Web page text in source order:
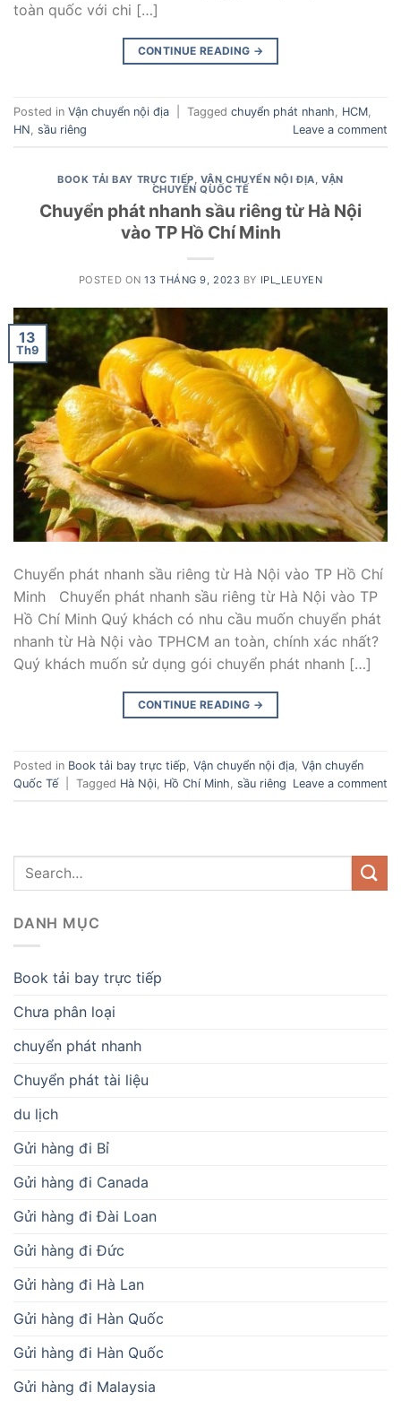
toàn quốc với chi […]
CONTINUE READING →
Posted in Vận chuyển nội địa Tagged chuyển phát nhanh, HCM,
HN, sầu riêng Leave a comment
BOOK TẢI BAY TRỰC TIẾP, VẬN CHUYỂN NỘI ĐỊA, VẬN
CHUYỂN QUỐC TẾ
Chuyển phát nhanh sầu riêng từ Hà Nội
vào TP Hồ Chí Minh
POSTED ON13 THÁNG 9, 2023 BY IPL_LEUYEN
13
Th9
Chuyển phát nhanh sầu riêng từ Hà Nội vào TP Hồ Chí
Minh Chuyển phát nhanh sầu riêng từ Hà Nội vào TP
Hồ Chí Minh Quý khách có nhu cầu muốn chuyển phát
nhanh từ Hà Nội vào TPHCM an toàn, chính xác nhất?
Quý khách muốn sử dụng gói chuyển phát nhanh […]
CONTINUE READING →
Posted in Book tải bay trực tiếp, Vận chuyển nội địa, Vận chuyển
Quốc Tế
Tagged Hà Nội, Hồ Chí Minh, sầu riêng Leave a comment
DANH MỤC
Book tải bay trực tiếp
Chưa phân loại
chuyển phát nhanh
Chuyển phát tài liệu
du lịch
Gửi hàng đi Bỉ
Gửi hàng đi Canada
Gửi hàng đi Đài Loan
Gửi hàng đi Đức
Gửi hàng đi Hà Lan
Gửi hàng đi Hàn Quốc
Gửi hàng đi Hàn Quốc
Gửi hàng đi Malaysia